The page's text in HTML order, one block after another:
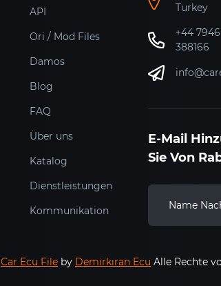
API
Ori / Mod Files
Damos
Blog
FAQ
Über uns
Katalog
Dienstleistungen
Kommunikation
Turkey
+44 7946
388166
E-Mail
Sie Von
Car Ecu File by Demirkıran Ecu Alle Rechte